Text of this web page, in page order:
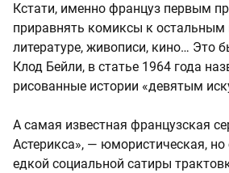
Кстати, именно француз первым
приравнять комиксы к остальным
литературе, живописи, кино… Это
Клод Бейли, в статье 1964 года
рисованные истории «девятым
А самая известная французская
Астерикса», — юмористическая,
едкой социальной сатиры